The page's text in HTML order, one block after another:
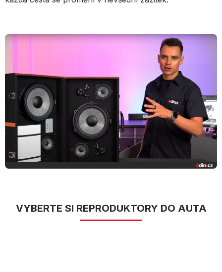
VYBERTE SI REPRODUKTORY DO AUTA